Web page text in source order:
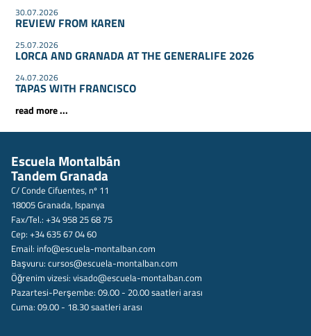
30.07.2026
REVIEW FROM KAREN
25.07.2026
LORCA AND GRANADA AT THE GENERALIFE 2026
24.07.2026
TAPAS WITH FRANCISCO
read more ...
Escuela Montalbán
Tandem Granada
C/ Conde Cifuentes, nº 11
18005 Granada, Ispanya
Fax/Tel.: +34 958 25 68 75
Cep: +34 635 67 04 60
Email: info@escuela-montalban.com
Başvuru: cursos@escuela-montalban.com
Öğrenim vizesi: visado@escuela-montalban.com
Pazartesi-Perşembe: 09.00 - 20.00 saatleri arası
Cuma: 09.00 - 18.30 saatleri arası